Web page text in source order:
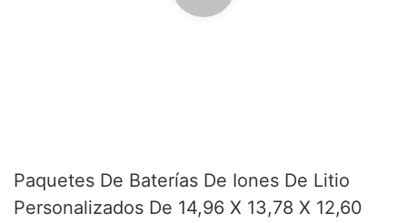
Paquetes De Baterías De Iones De Litio
Personalizados De 14,96 X 13,78 X 12,60